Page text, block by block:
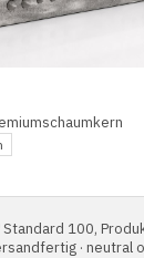
Standard 100,
· neutral